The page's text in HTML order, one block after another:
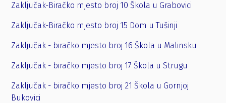
Zaključak-Biračko mjesto broj 10 Škola u Grabovici
Zaključak-Biračko mjesto broj 15 Dom u Tušinji
Zaključak - biračko mjesto broj 16 Škola u Malinsku
Zaključak - biračko mjesto broj 17 Škola u Strugu
Zaključak - biračko mjesto broj 21 Škola u Gornjoj
Bukovici